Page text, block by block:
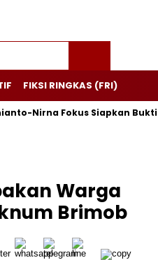
FIKSI RINGKAS (FRI)
Fokus Siapkan Bukti di MK
Warga
Brimob